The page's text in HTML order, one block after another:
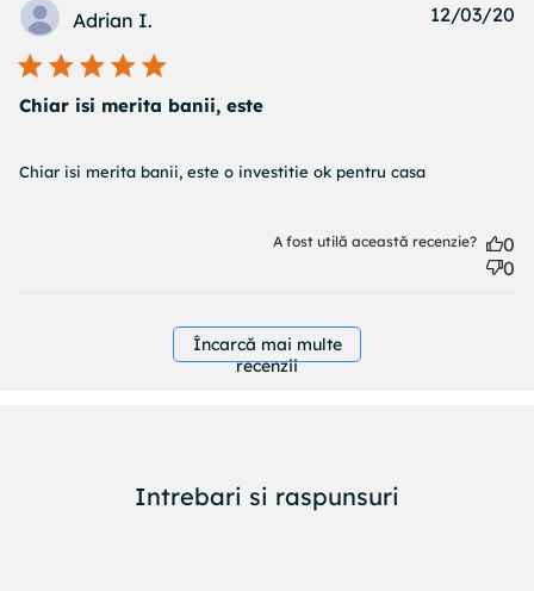
Adrian I.
Chiar isi merita banii, este
Chiar isi merita banii, este o investitie ok pentru casa
read more about review content Chiar isi merita banii,
12/03/20
A fost utilă această recenzie?
0
0
Încarcă mai multe
recenzii
Intrebari si raspunsuri